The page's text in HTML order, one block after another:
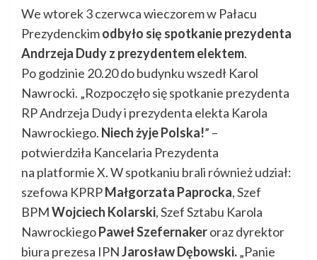
We wtorek 3 czerwca wieczorem w Pałacu
Prezydenckimodbyło się spotkanie prezydenta
Andrzeja Dudy z prezydentem elektem.
Po godzinie 20.20 do budynku wszedł Karol
Nawrocki. „Rozpoczęło się spotkanie prezydenta
RP Andrzeja Dudy i prezydenta elekta Karola
Nawrockiego. Niech żyje Polska!” –
potwierdziła Kancelaria Prezydenta
na platformie X. W spotkaniu brali również udział:
szefowa KPRPMałgorzata Paprocka, Szef
BPMWojciech Kolarski, Szef Sztabu Karola
NawrockiegoPaweł Szefernakeroraz dyrektor
biura prezesa IPNJarosław Dębowski.„Panie